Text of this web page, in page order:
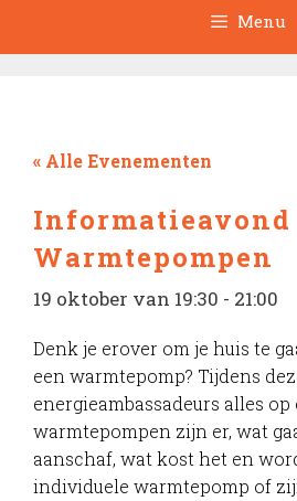
Menu
« Alle Evenementen
Informatieavond
Warmtepompen
19 oktober van 19:30 - 21:00
Denk je erover om je huis te
een warmtepomp? Tijdens
energieambassadeurs alles op
warmtepompen zijn er, wat
aanschaf, wat kost het en
individuele warmtepomp of